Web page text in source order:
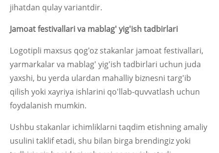
jihatdan qulay variantdir.
Jamoat festivallari va mablag' yig'ish tadbirlari
Logotipli maxsus qog'oz stakanlar jamoat festivallari,
yarmarkalar va mablag' yig'ish tadbirlari uchun juda
yaxshi, bu yerda ulardan mahalliy biznesni targ'ib
qilish yoki xayriya ishlarini qo'llab-quvvatlash uchun
foydalanish mumkin.
Ushbu stakanlar ichimliklarni taqdim etishning amaliy
usulini taklif etadi, shu bilan birga brendingiz yoki